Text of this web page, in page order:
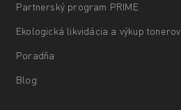
Partnerský program PRIME
Ekologická likvidácia a výkup tonerov
Poradňa
Blog